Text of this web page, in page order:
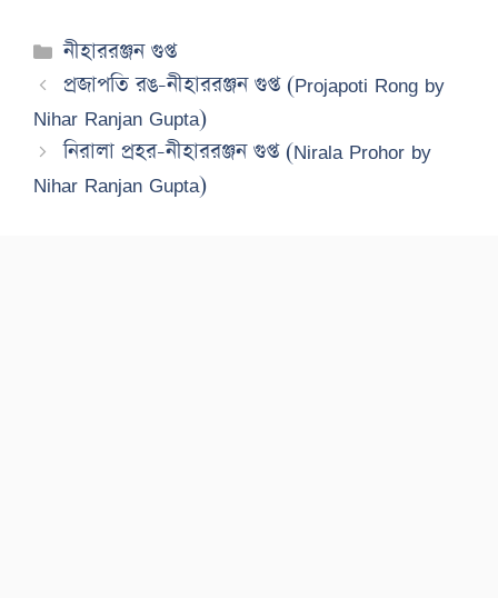
Categories
নীহাররঞ্জন গুপ্ত
প্রজাপতি রঙ-নীহাররঞ্জন গুপ্ত (Projapoti Rong by
Nihar Ranjan Gupta)
নিরালা প্রহর-নীহাররঞ্জন গুপ্ত (Nirala Prohor by
Nihar Ranjan Gupta)